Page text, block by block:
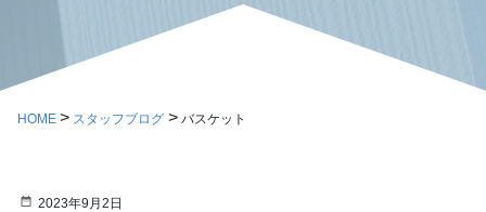
HOME スタッフブログ バスケット
2023年9月2日